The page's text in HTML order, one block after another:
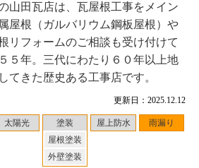
更新日：2025.12.12
太陽光
塗装
屋根塗装
外壁塗装
屋上防水 雨漏り
山田瓦店は、瓦屋根工事をメイン
屋根（ガルバリウム鋼板屋根）や
リフォームのご相談も受け付けて
５年。三代にわたり６０年以上地
てきた歴史ある工事店です。